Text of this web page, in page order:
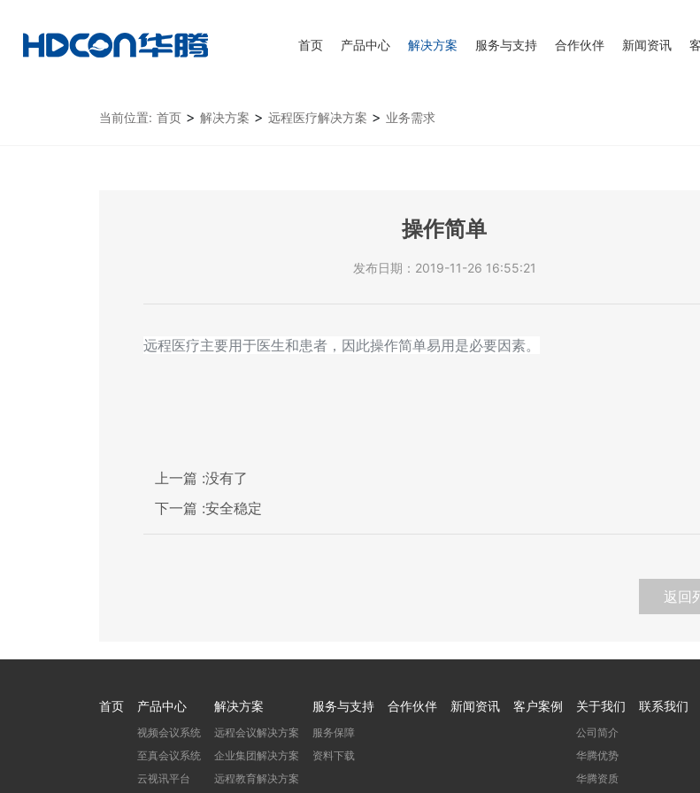
首页 产品中心 解决方案 服务与支持 合作伙伴 新闻资讯
当前位置: 首页 > 解决方案 > 远程医疗解决方案 > 业务需求
操作简单
发布日期：2019-11-26 16:55:21
远程医疗主要用于医生和患者，因此操作简单易用是必要因素。
上一篇 :没有了
下一篇 :安全稳定
返回
首页 产品中心
视频会议系统
至真会议系统
云视讯平台
解决方案
远程会议解决方案
企业集团解决方案
远程教育解决方案
服务与支持
服务保障
资料下载
合作伙伴 新闻资讯 客户案例 关于我们
公司简介
华腾优势
华腾资质
联系我们